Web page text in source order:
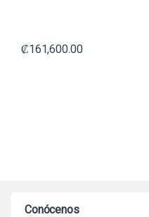
₡161,600.00
Conócenos